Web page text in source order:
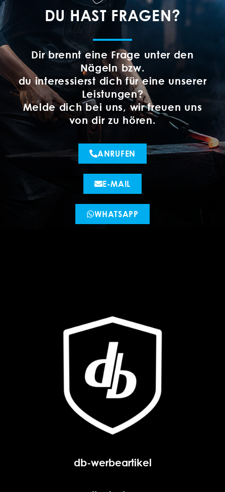
DU HAST FRAGEN?
Dir brennt eine Frage unter den
Nägeln bzw.
du interessierst dich für eine unserer
Leistungen?
Melde dich bei uns, wir freuen uns
von dir zu hören.
ANRUFEN
E-MAIL
WHATSAPP
db-werbeartikel